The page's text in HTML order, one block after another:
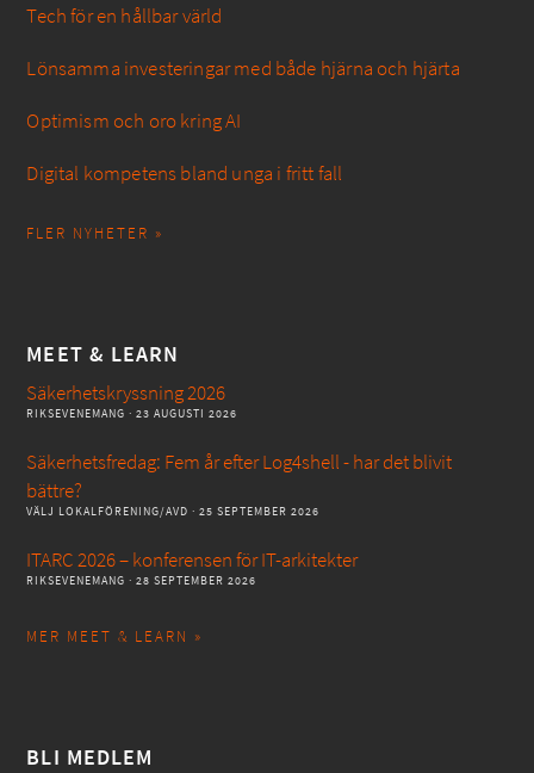
Tech för en hållbar värld
Lönsamma investeringar med både hjärna och hjärta
Optimism och oro kring AI
Digital kompetens bland unga i fritt fall
FLER NYHETER »
MEET & LEARN
Säkerhetskryssning 2026
RIKSEVENEMANG · 23 AUGUSTI 2026
Säkerhetsfredag: Fem år efter Log4shell - har det blivit
bättre?
VÄLJ LOKALFÖRENING/AVD · 25 SEPTEMBER 2026
ITARC 2026 – konferensen för IT-arkitekter
RIKSEVENEMANG · 28 SEPTEMBER 2026
MER MEET & LEARN »
BLI MEDLEM